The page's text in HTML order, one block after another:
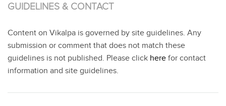
GUIDELINES & CONTACT
Content on Vikalpa is governed by site guidelines. Any
submission or comment that does not match these
guidelines is not published. Please click here for contact
information and site guidelines.